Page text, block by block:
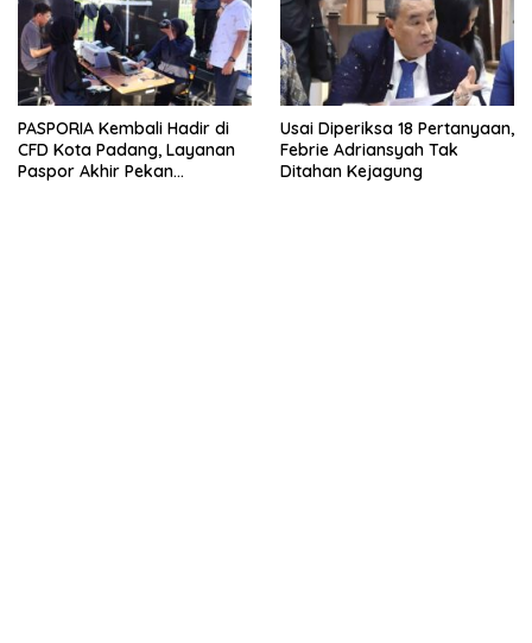
PASPORIA Kembali Hadir di
CFD Kota Padang, Layanan
Paspor Akhir Pekan
Usai Diperiksa 18 Pertanyaan,
Febrie Adriansyah Tak
Ditahan Kejagung